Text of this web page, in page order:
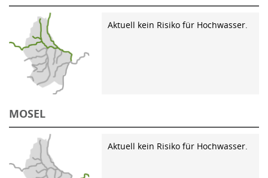
Aktuell kein Risiko für Hochwasser.
MOSEL
Aktuell kein Risiko für Hochwasser.